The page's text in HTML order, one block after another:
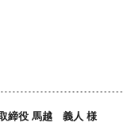
締役 馬越 義人 様